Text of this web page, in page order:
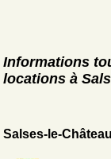
Informations
locations à
Salses-le-Château